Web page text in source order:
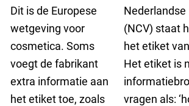
Dit is de Europese
wetgeving voor
cosmetica. Soms
voegt de fabrikant
extra informatie aan
het etiket toe, zoals
(NCV) staat
het etiket
Het etiket is
vragen als: